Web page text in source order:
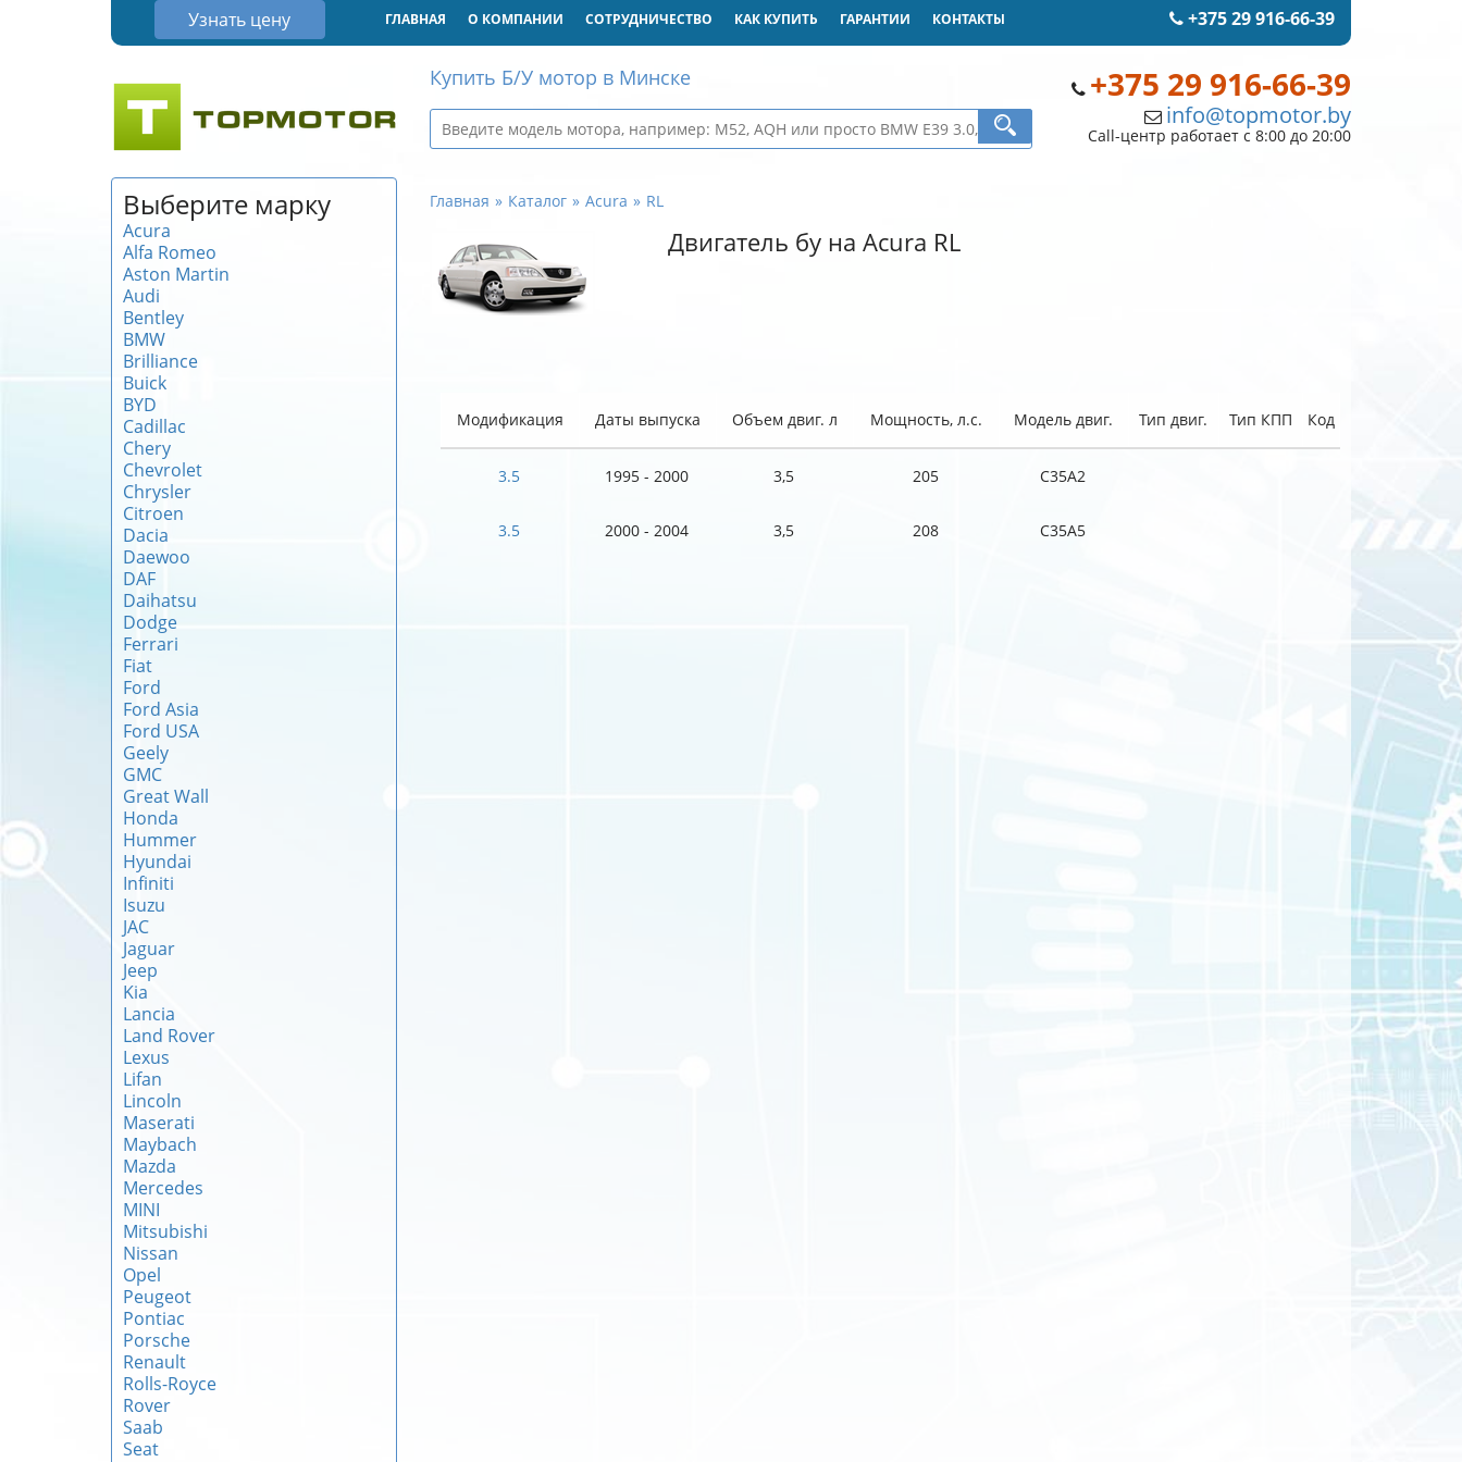
Узнать цену +375 29 916-66-39
ГЛАВНАЯ О КОМПАНИИ СОТРУДНИЧЕСТВО КАК КУПИТЬ ГАРАНТИИ КОНТАКТЫ
+375 29 916-66-39
info@topmotor.by
Call-центр работает с 8:00 до 20:00
Купить Б/У мотор в Минске
Выберите марку
Acura
Alfa Romeo
Aston Martin
Audi
Bentley
BMW
Brilliance
Buick
BYD
Cadillac
Chery
Chevrolet
Chrysler
Citroen
Dacia
Daewoo
DAF
Daihatsu
Dodge
Ferrari
Fiat
Ford
Ford Asia
Ford USA
Geely
GMC
Great Wall
Honda
Hummer
Hyundai
Infiniti
Isuzu
JAC
Jaguar
Jeep
Kia
Lancia
Land Rover
Lexus
Lifan
Lincoln
Maserati
Maybach
Mazda
Mercedes
MINI
Mitsubishi
Nissan
Opel
Peugeot
Pontiac
Porsche
Renault
Rolls-Royce
Rover
Saab
Seat
Главная Каталог Acura RL
Двигатель бу на Acura RL
Модификация Даты выпуска Объем двиг. л Мощность, л.с. Модель двиг. Тип двиг. Тип КПП Код
3.5 1995 - 2000 3,5 205 C35A2
3.5 2000 - 2004 3,5 208 C35A5